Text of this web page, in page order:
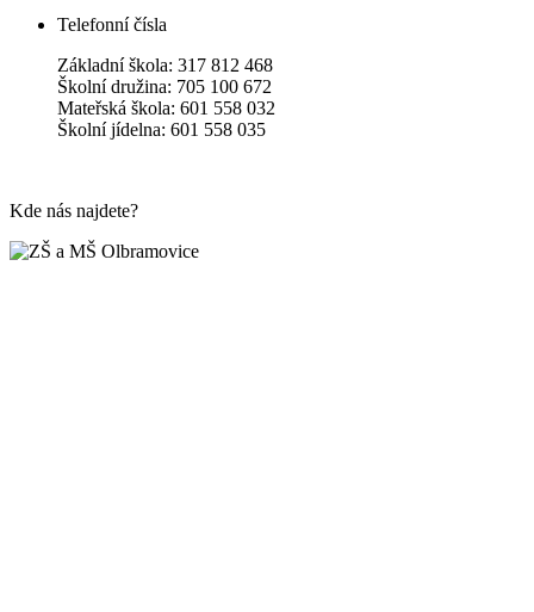
Telefonní čísla
Základní škola: 317 812 468
Školní družina: 705 100 672
Mateřská škola: 601 558 032
Školní jídelna: 601 558 035
Kde nás najdete?